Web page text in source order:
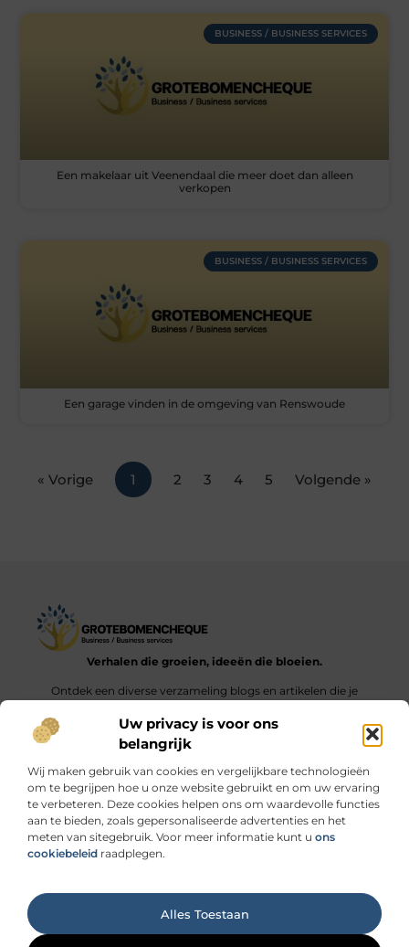
Uw privacy is voor ons
belangrijk
Wij maken gebruik van cookies en vergelijkbare technologieën
om te begrijpen hoe u onze website gebruikt en om uw ervaring
te verbeteren. Deze cookies helpen ons om waardevolle functies
aan te bieden, zoals gepersonaliseerde advertenties en het
meten van sitegebruik. Voor meer informatie kunt u ons
cookiebeleid raadplegen.
Alles Toestaan Ga Naar
BUSINESS / BUSINESS SERVICES
Een makelaar uit Veenendaal die meer doet dan alleen
verkopen
BUSINESS / BUSINESS SERVICES
Een garage vinden in de omgeving van Renswoude
« Vorige 1 2 3 4 5 Volgende »
Verhalen die groeien, ideeën die bloeien.
Ontdek een diverse verzameling blogs en artikelen die je
dagelijks leven.
Onze informatie
Cookiebeleid (EU)